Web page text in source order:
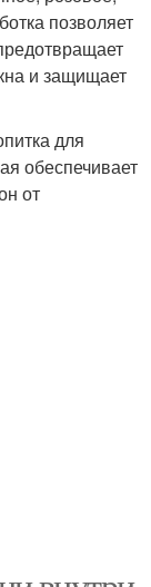
позволяет
и защищает
для
обеспечивает
от